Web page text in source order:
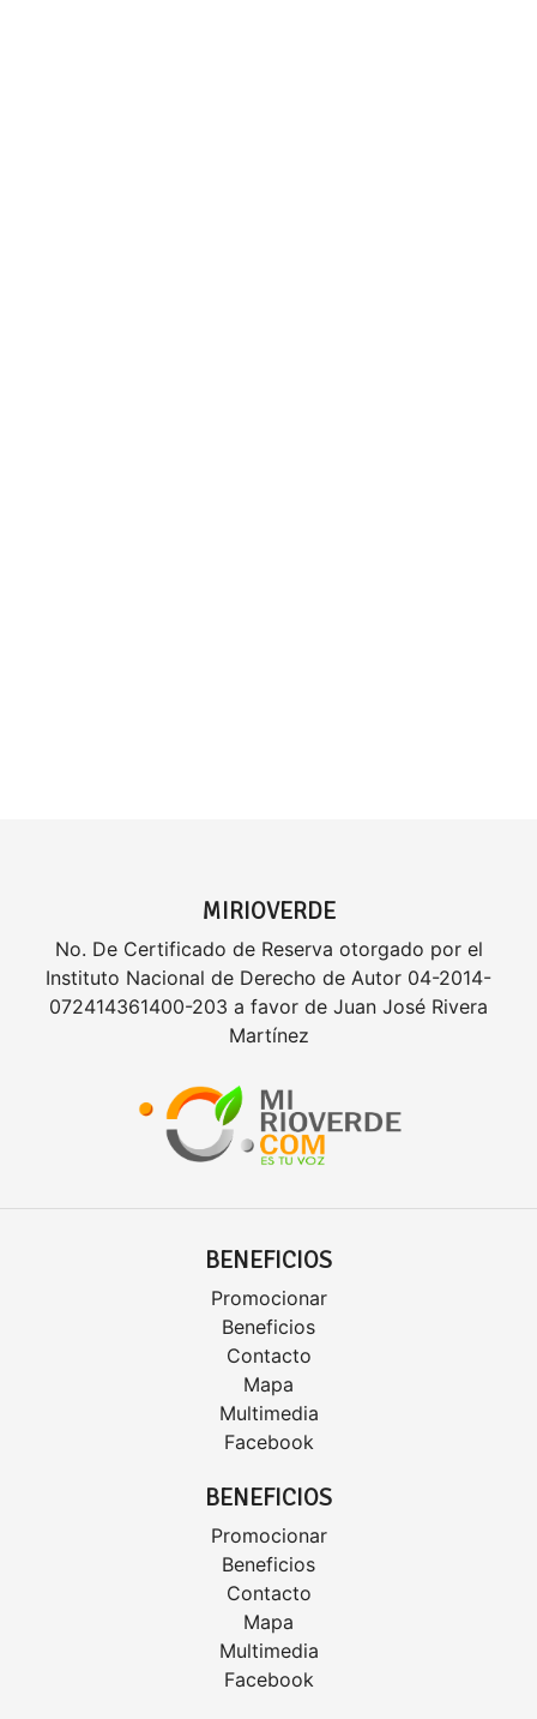
MIRIOVERDE
No. De Certificado de Reserva otorgado por el
Instituto Nacional de Derecho de Autor 04-2014-
072414361400-203 a favor de Juan José Rivera
Martínez
BENEFICIOS
Promocionar
Beneficios
Contacto
Mapa
Multimedia
Facebook
BENEFICIOS
Promocionar
Beneficios
Contacto
Mapa
Multimedia
Facebook